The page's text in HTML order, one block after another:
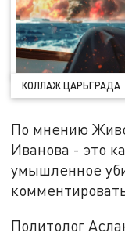
КОЛЛАЖ ЦАРЬГРАДА
По мнению
Иванова - это
умышленное
Политолог